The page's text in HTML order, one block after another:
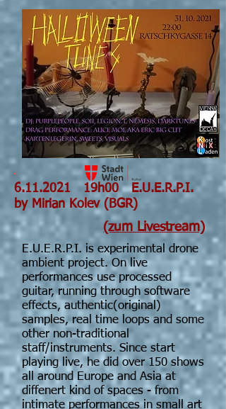
6.11.2021 19h00E.U.E.R.P.I.
by Mirian Kolev (BGR)
(zum Livestream)
E.U.E.R.P.I. is experimental drone
ambient project. On live
performances use processed
guitar, running through software
effects, authentic(original)
samples, real time loops and some
other non-traditional
staff/instruments. Since start
playing live, he did over 150 shows
all around Europe and Asia at
diffenert kind of spaces - from
intimate performances in small art